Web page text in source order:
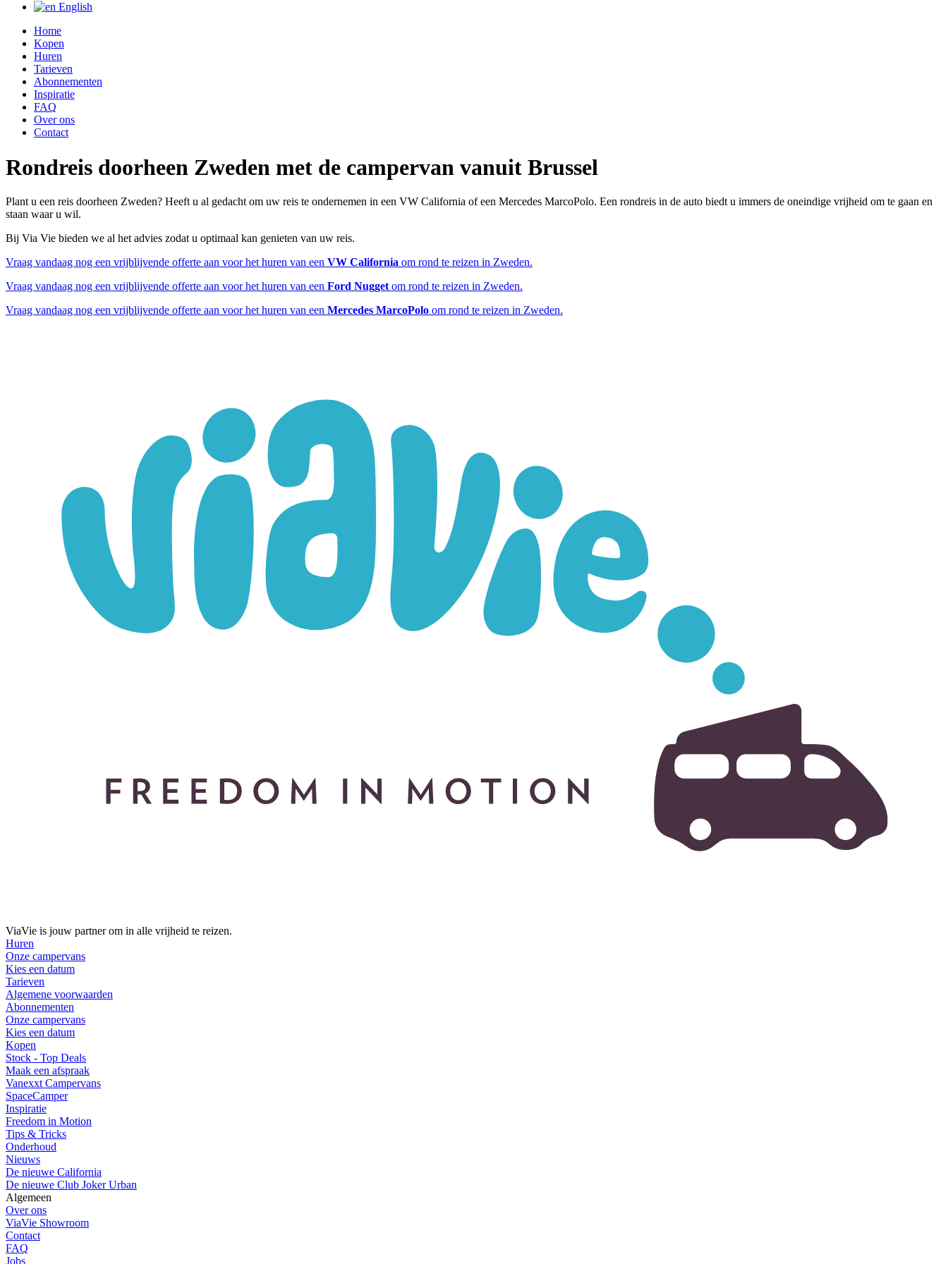
English
Home
Kopen
Huren
Tarieven
Abonnementen
Inspiratie
FAQ
Over ons
Contact
Rondreis doorheen Zweden met de campervan vanuit Brussel
Plant u een reis doorheen Zweden? Heeft u al gedacht om uw reis te ondernemen in een VW California of een Mercedes MarcoPolo. Een rondreis in de auto biedt u immers de oneindige vrijheid om te gaan en
staan waar u wil.
Bij Via Vie bieden we al het advies zodat u optimaal kan genieten van uw reis.
Vraag vandaag nog een vrijblijvende offerte aan voor het huren van een VW California om rond te reizen in Zweden.
Vraag vandaag nog een vrijblijvende offerte aan voor het huren van een Ford Nugget om rond te reizen in Zweden.
Vraag vandaag nog een vrijblijvende offerte aan voor het huren van een Mercedes MarcoPolo om rond te reizen in Zweden.
ViaVie is jouw partner om in alle vrijheid te reizen.
Huren
Onze campervans
Kies een datum
Tarieven
Algemene voorwaarden
Abonnementen
Onze campervans
Kies een datum
Kopen
Stock - Top Deals
Maak een afspraak
Vanexxt Campervans
SpaceCamper
Inspiratie
Freedom in Motion
Tips & Tricks
Onderhoud
Nieuws
De nieuwe California
De nieuwe Club Joker Urban
Algemeen
Over ons
ViaVie Showroom
Contact
FAQ
Jobs